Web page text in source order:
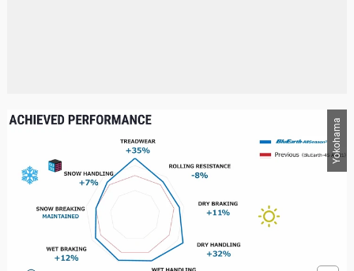
Yokohama